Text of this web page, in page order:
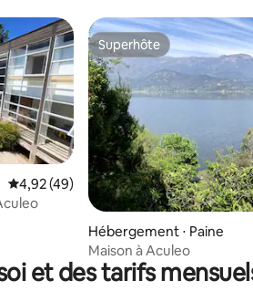
: 4,93 sur 5
Évaluation moyenne sur la base de 49
4,92 (49)
Superhôte
Superhôte
Hébergement ⋅ Paine
Maison à Aculeo
et des tarifs